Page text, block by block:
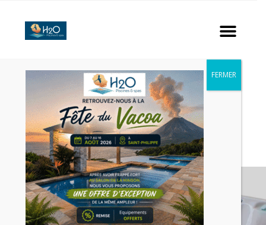
SPAS GAMME PREMIUM.
DEMANDER UN DEVIS
RETOUR
FERMER